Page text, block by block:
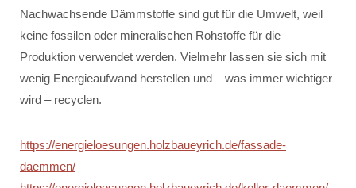
Nachwachsende Dämmstoffe sind gut für die Umwelt, weil
keine fossilen oder mineralischen Rohstoffe für die
Produktion verwendet werden. Vielmehr lassen sie sich mit
wenig Energieaufwand herstellen und – was immer wichtiger
wird – recyclen.
https://energieloesungen.holzbaueyrich.de/fassade-
daemmen/